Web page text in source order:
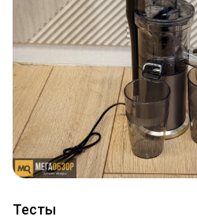
Тесты